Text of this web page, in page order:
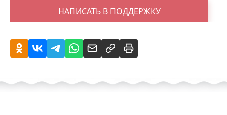
НАПИСАТЬ В ПОДДЕРЖКУ